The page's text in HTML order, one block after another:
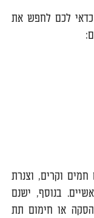
כדאי לכם לחפש את
וקרים, וצנרת
בנוסף, ישנם
או חימום תת